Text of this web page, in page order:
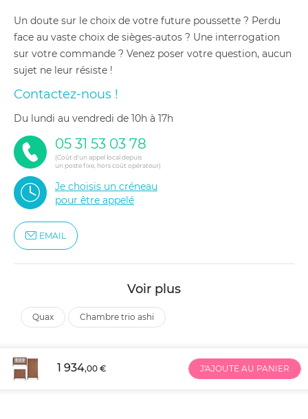
Un doute sur le choix de votre future poussette ? Perdu
face au vaste choix de sièges-autos ? Une interrogation
sur votre commande ? Venez poser votre question, aucun
sujet ne leur résiste !
Contactez-nous !
du lundi au vendredi de 10h à 17h
05 31 53 03 78
(Coût d'un appel local depuis
un poste fixe, hors coût opérateur)
Je choisis un créneau
pour être appelé
EMAIL
Voir plus
quax chambre trio ashi
1 934,00 € J'AJOUTE AU PANIER